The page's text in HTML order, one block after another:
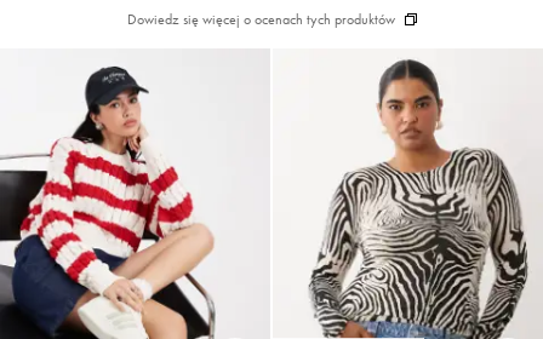
Dowiedz się więcej o ocenach tych produktów